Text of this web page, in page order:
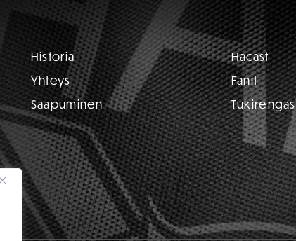
Historia
Yhteys
Saapuminen
Hacast
Fanit
Tukirengas